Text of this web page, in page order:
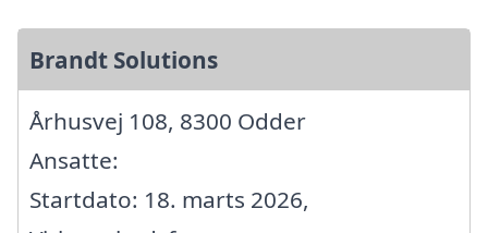
Brandt Solutions
Århusvej 108, 8300 Odder
Ansatte:
Startdato: 18. marts 2026,